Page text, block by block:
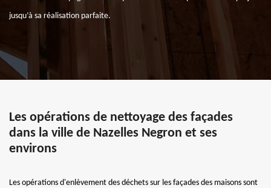
jusqu’à sa réalisation parfaite.
Les opérations de nettoyage des façades
dans la ville de Nazelles Negron et ses
environs
Les opérations d'enlèvement des déchets sur les façades des maisons sont